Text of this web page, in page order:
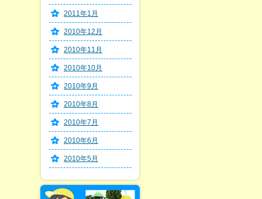
2011年1月
2010年12月
2010年11月
2010年10月
2010年9月
2010年8月
2010年7月
2010年6月
2010年5月